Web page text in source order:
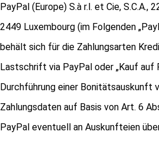
PayPal (Europe) S.à r.l. et Cie, S.C.A.,
2449 Luxembourg (im Folgenden
behält sich für die Zahlungsarten
Lastschrift via PayPal oder „Kauf auf
Durchführung einer Bonitätsauskunft
Zahlungsdaten auf Basis von Art. 6
PayPal eventuell an Auskunfteien